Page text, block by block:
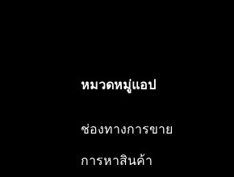
หมวดหมู่แอป
ช่องทางการขาย
การหาสินค้า